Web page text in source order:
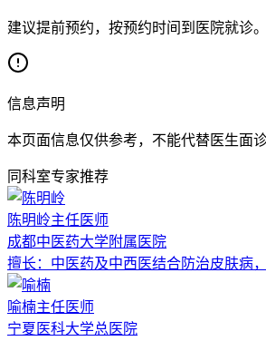
建议提前预约，按预约时间到医院就诊
信息声明
本页面信息仅供参考，不能代替医生面
同科室专家推荐
陈明岭主任医师
成都中医药大学附属医院
擅长： 中医药及中西医结合防治皮肤病
喻楠主任医师
宁夏医科大学总医院